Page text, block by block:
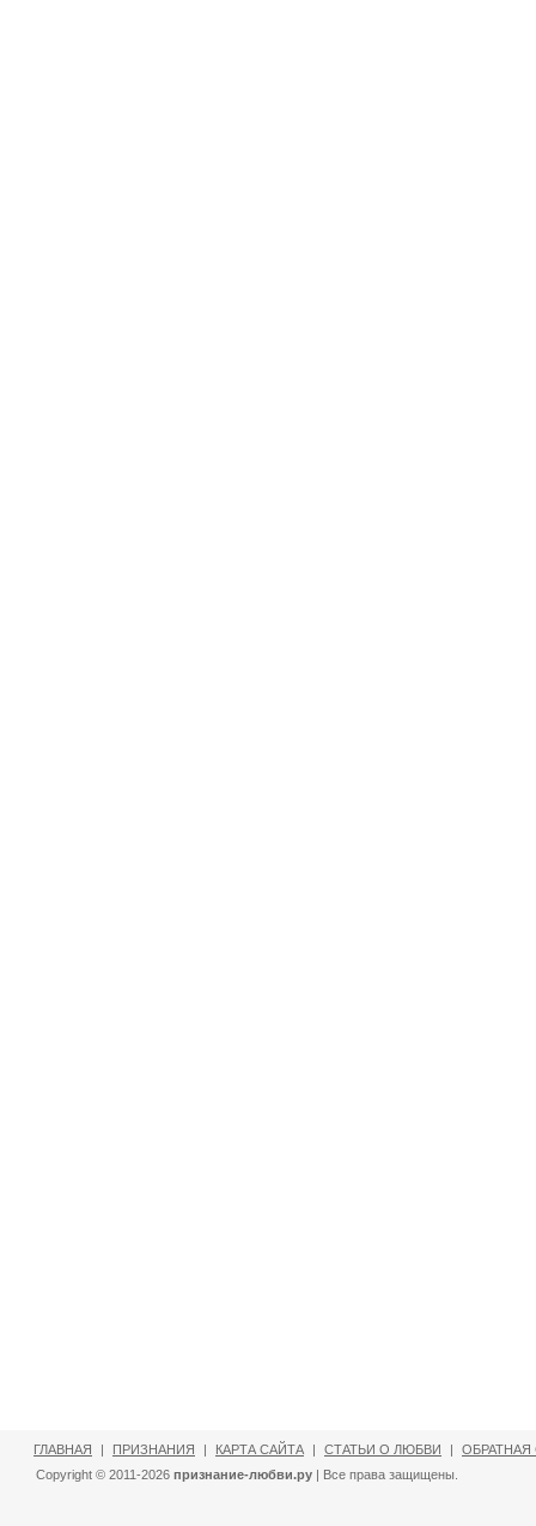
ГЛАВНАЯ | ПРИЗНАНИЯ | КАРТА САЙТА | СТАТЬИ О ЛЮБВИ |
ОБРАТНАЯ
Copyright © 2011-2026 признание-любви.ру | Все права защищены.